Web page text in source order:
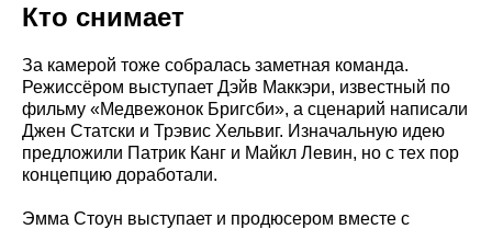
Кто снимает
За камерой тоже собралась заметная команда.
Режиссёром выступает Дэйв Маккэри, известный по
фильму «Медвежонок Бригсби», а сценарий написали
Джен Статски и Трэвис Хельвиг. Изначальную идею
предложили Патрик Канг и Майкл Левин, но с тех пор
концепцию доработали.
Эмма Стоун выступает и продюсером вместе с